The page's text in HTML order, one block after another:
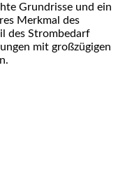
Grundrisse und ein
Merkmal des
des Strombedarf
mit großzügigen